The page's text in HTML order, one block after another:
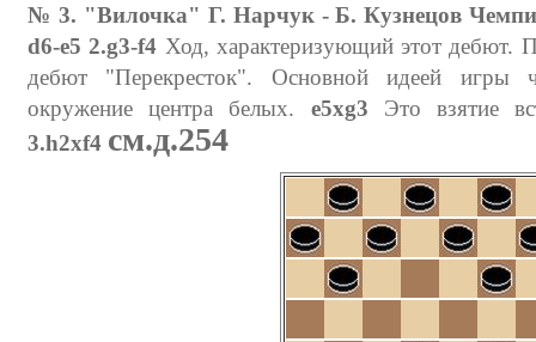
№ 3. "Вилочка" Г. Нарчук - Б. Кузнецов
d6-e5 2.g3-f4 Ход, характеризующий этот дебют.
дебют "Перекресток". Основной идеей игры
окружение центра белых. e5xg3 Это взятие
3.h2xf4 см.д.254